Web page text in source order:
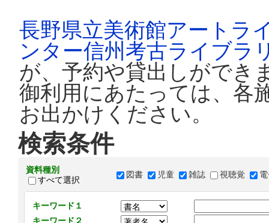
長野県立美術館アートラ
ンター信州考古ライブラ
が、予約や貸出しができ
御利用にあたっては、各
お出かけください。
検索条件
資料種別
すべて選択
図書 児童 雑誌 視聴覚
キーワード１
キーワード２